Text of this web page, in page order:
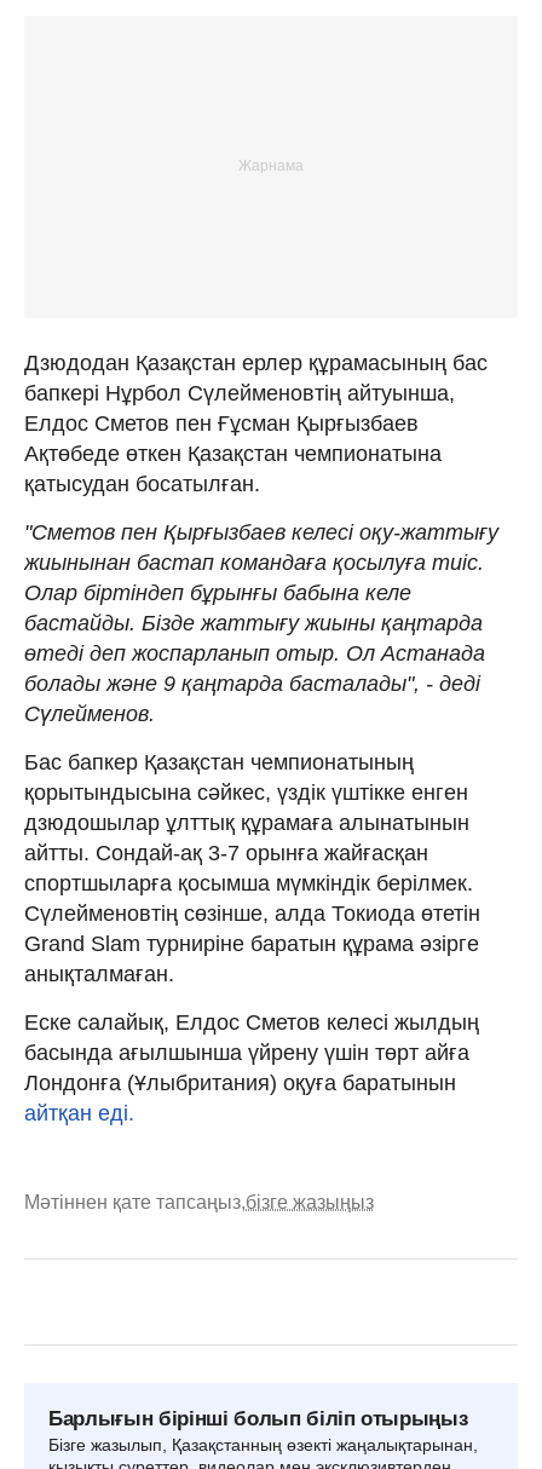
Дзюдодан Қазақстан ерлер құрамасының бас
бапкері Нұрбол Сүлейменовтің айтуынша,
Елдос Сметов пен Ғұсман Қырғызбаев
Ақтөбеде өткен Қазақстан чемпионатына
қатысудан босатылған.
"Сметов пен Қырғызбаев келесі оқу-жаттығу
жиынынан бастап командаға қосылуға тиіс.
Олар біртіндеп бұрынғы бабына келе
бастайды. Бізде жаттығу жиыны қаңтарда
өтеді деп жоспарланып отыр. Ол Астанада
болады және 9 қаңтарда басталады", - деді
Cүлейменов.
Бас бапкер Қазақстан чемпионатының
қорытындысына сәйкес, үздік үштікке енген
дзюдошылар ұлттық құрамаға алынатынын
айтты. Сондай-ақ 3-7 орынға жайғасқан
спортшыларға қосымша мүмкіндік берілмек.
Сүлейменовтің сөзінше, алда Токиода өтетін
Grand Slam турниріне баратын құрама әзірге
анықталмаған.
Еске салайық, Елдос Сметов келесі жылдың
басында ағылшынша үйрену үшін төрт айға
Лондонға (Ұлыбритания) оқуға баратынын
айтқан еді.
Мәтіннен қате тапсаңыз,бізге жазыңыз
Барлығын бірінші болып біліп отырыңыз
Бізге жазылып, Қазақстанның өзекті жаңалықтарынан,